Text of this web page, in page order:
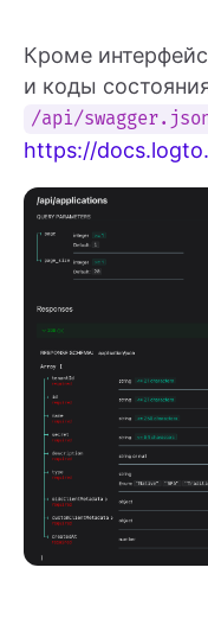
Кроме
и коды
/api/
https://